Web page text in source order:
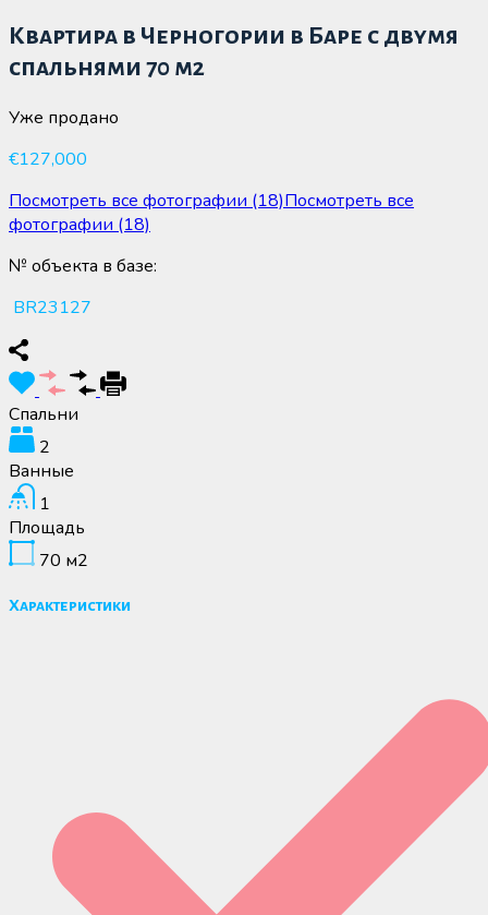
Квартира в Черногории в Баре с двумя
спальнями 70 м2
Уже продано
€127,000
Посмотреть все фотографии (18)Посмотреть все
фотографии (18)
№ объекта в базе:
BR23127
Спальни
2
Ванные
1
Площадь
70 м2
Характеристики